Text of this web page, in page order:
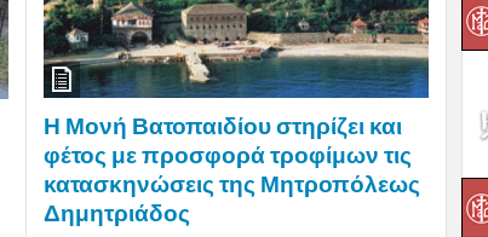
Η Μονή Βατοπαιδίου στηρίζει και
φέτος με προσφορά τροφίμων τις
κατασκηνώσεις της Μητροπόλεως
Δημητριάδος